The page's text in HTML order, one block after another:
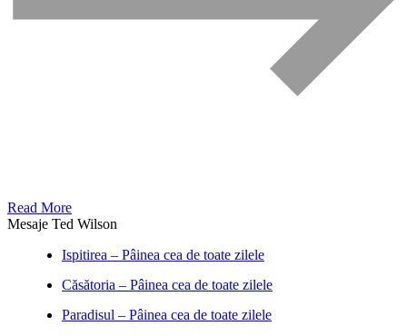
Read More
Mesaje Ted Wilson
Ispitirea – Pâinea cea de toate zilele
Căsătoria – Pâinea cea de toate zilele
Paradisul – Pâinea cea de toate zilele